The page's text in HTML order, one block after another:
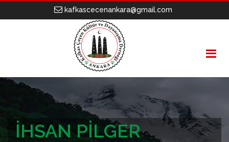
kafkascecenankara@gmail.com
İHSAN PİLGER